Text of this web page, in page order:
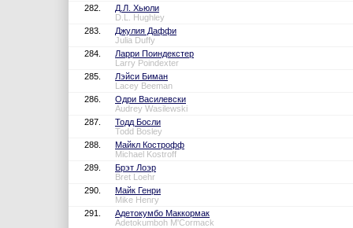
282.
Д.Л. Хьюли
D.L. Hughley
283.
Джулия Даффи
Julia Duffy
284.
Ларри Поиндекстер
Larry Poindexter
285.
Лэйси Биман
Lacey Beeman
286.
Одри Василевски
Audrey Wasilewski
287.
Тодд Босли
Todd Bosley
288.
Майкл Кострофф
Michael Kostroff
289.
Брэт Лоэр
Bret Loehr
290.
Майк Генри
Mike Henry
291.
Адетокумбо Маккормак
Adetokumboh M'Cormack